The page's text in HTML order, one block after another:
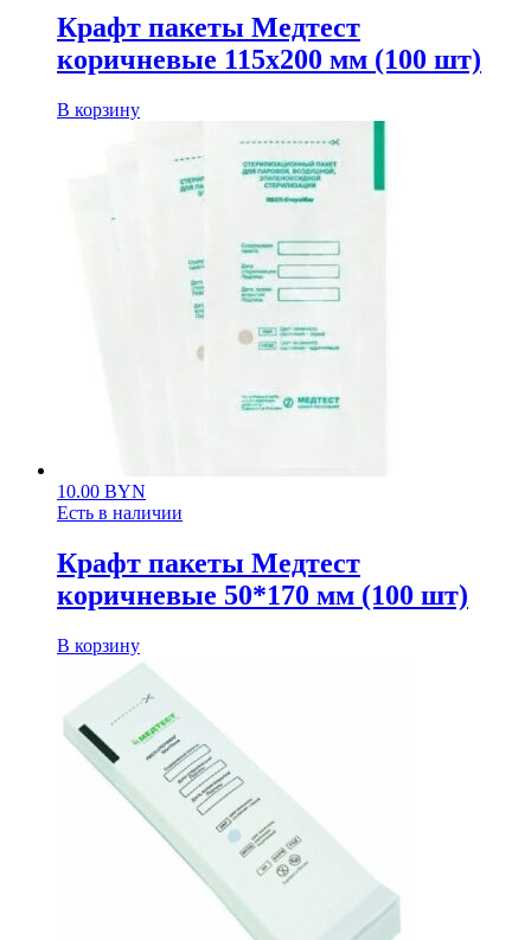
Крафт пакеты Медтест
коричневые 115х200 мм (100 шт)
В корзину
10.00 BYN
Есть в наличии
Крафт пакеты Медтест
коричневые 50*170 мм (100 шт)
В корзину